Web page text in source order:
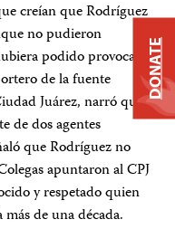
creían que Rodríguez
no pudieron
podido provocar el
de la fuente
Juárez, narró que él
de dos agentes
que Rodríguez no
apuntaron al CPJ
y respetado quien
de una década.
DONATE